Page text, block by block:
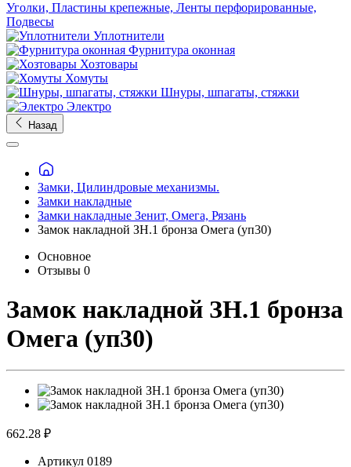
Уголки, Пластины крепежные, Ленты перфорированные,
Подвесы
Уплотнители
Фурнитура оконная
Хозтовары
Хомуты
Шнуры, шпагаты, стяжки
Электро
Назад
Замки, Цилиндровые механизмы.
Замки накладные
Замки накладные Зенит, Омега, Рязань
Замок накладной ЗН.1 бронза Омега (уп30)
Основное
Отзывы 0
Замок накладной ЗН.1 бронза
Омега (уп30)
662.28 ₽
Артикул 0189